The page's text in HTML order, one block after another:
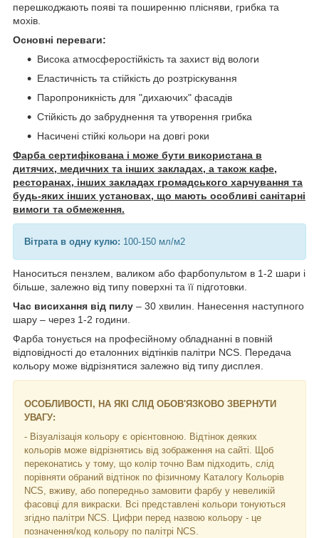
перешкоджають появі та поширенню плісняви, грибка та
мохів.
Основні переваги:
Висока атмосферостійкість та захист від вологи
Еластичність та стійкість до розтріскування
Паропроникність для "дихаючих" фасадів
Стійкість до забруднення та утворення грибка
Насичені стійкі кольори на довгі роки
Фарба сертифікована і може бути використана в
дитячих, медичних та інших закладах, а також кафе,
ресторанах, інших закладах громадського харчування та
будь-яких інших установах, що мають особливі санітарні
вимоги та обмеження.
Вітрата в одну кулю: 100-150 мл/м2
Наноситься пензлем, валиком або фарбопультом в 1-2 шари і
більше, залежно від типу поверхні та її підготовки.
Час висихання від пилу – 30 хвилин. Нанесення наступного
шару – через 1-2 години.
Фарба тонується на професійному обладнанні в повній
відповідності до еталонних відтінків палітри NCS. Передача
кольору може відрізнятися залежно від типу дисплея.
ОСОБЛИВОСТІ, НА ЯКІ СЛІД ОБОВ'ЯЗКОВО ЗВЕРНУТИ
УВАГУ:
- Візуалізація кольору є орієнтовною. Відтінок деяких
кольорів може відрізнятись від зображення на сайті. Щоб
переконатись у тому, що колір точно Вам підходить, слід
порівняти обраний відтінок по фізичному Каталогу Кольорів
NCS, вживу, або попередньо замовити фарбу у невеликій
фасовці для викраски. Всі представлені кольори тонуються
згідно палітри NCS. Цифри перед назвою кольору - це
позначення/код кольору по палітрі NCS.